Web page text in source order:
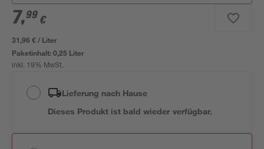
7,99 €
31,96 € / Liter
Paketinhalt:0,25 Liter
inkl. 19% MwSt.
Lieferung nach Hause
Dieses Produkt ist bald wieder verfügbar.